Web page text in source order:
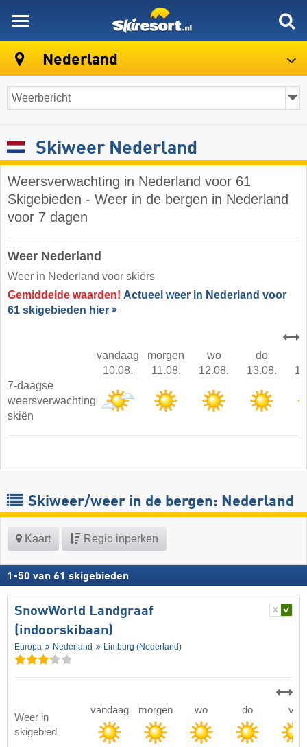
Nederland
Skiweer Nederland
Weersverwachting in Nederland voor 61
Skigebieden - Weer in de bergen in Nederland
voor 7 dagen
Weer Nederland
Weer in Nederland voor skiërs
Gemiddelde waarden! Actueel weer in Nederland voor
61 skigebieden hier
vandaag
10.08.
morgen
11.08.
wo
12.08.
do
13.08.
7-daagse
weersverwachting
skiën
Skiweer/weer in de bergen: Nederland
Kaart Regio inperken
1 -50 van 61 skigebieden
SnowWorld Landgraaf
(indoorskibaan)
Europa Nederland Limburg (Nederland)
Weer in
skigebied
vandaag morgen wo do vr